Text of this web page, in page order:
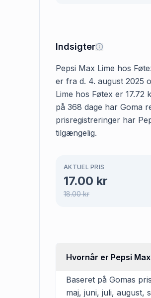
Indsigter
Pepsi Max Lime hos
er fra d. 4. august 2025
Lime hos Føtex er
på 368 dage har Goma
prisregistreringer har
tilgængelig.
AKTUEL PRIS
17.00 kr
18.00kr
Hvornår er Pepsi
Baseret på Gomas
maj, juni, juli, august,